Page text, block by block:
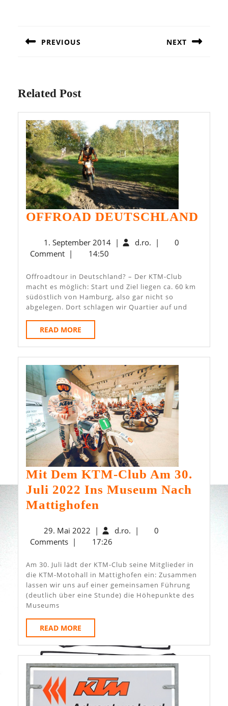
PREVIOUS NEXT
Related Post
OFFROAD DEUTSCHLAND
1. September 20141.| d.ro. d.ro.
|
0
Comment | 14:50
Offroadtour in Deutschland? – Der KTM-Club
macht es möglich: Start und Ziel liegen ca. 60 km
südöstlich von Hamburg, also gar nicht so
abgelegen. Dort schlagen wir Quartier auf und
READ MORE
MORE
Mit Dem KTM-Club Am 30.
Juli 2022 Ins Museum Nach
Mattighofen
KTM-
Am
30.
Juli
Museum
Nach
Mattighofen
29. Mai 202229.
Mai
| d.ro.d.ro.
|
0
Comments | 17:26
Am 30. Juli lädt der KTM-Club seine Mitglieder in
die KTM-Motohall in Mattighofen ein: Zusammen
lassen wir uns auf einer gemeinsamen Führung
(deutlich über eine Stunde) die Höhepunkte des
Museums
READ MORE
MORE